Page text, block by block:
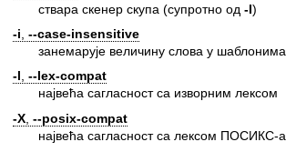
ствара скенер скупа (супротно од -I)
-i --case-insensitive
занемарује величину слова у шаблонима
-l, --lex-compat
највећа сагласност са изворним лексом
-X --posix-compat
највећа сагласност са лексом ПОСИКС-а